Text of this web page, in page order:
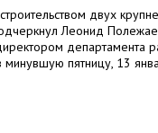
двух
Леонид
департамента
минувшую пятницу, 13